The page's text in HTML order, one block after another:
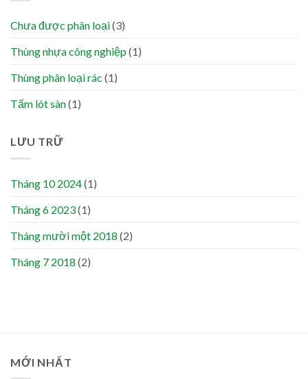
Chưa được phân loại(3)
Thùng nhựa công nghiệp(1)
Thùng phân loại rác (1)
Tấm lót sàn(1)
LƯU TRỮ
Tháng 10 2024(1)
Tháng 6 2023(1)
Tháng mười một 2018 (2)
Tháng 7 2018 (2)
MỚI NHẤT